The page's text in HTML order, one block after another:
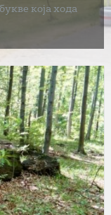
која хода